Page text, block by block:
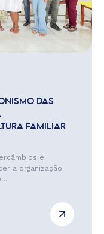
DAS
FAMILIAR
e
a organização
...